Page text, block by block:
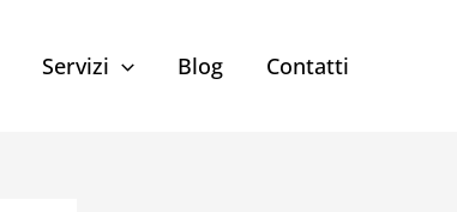
Servizi Blog Contatti